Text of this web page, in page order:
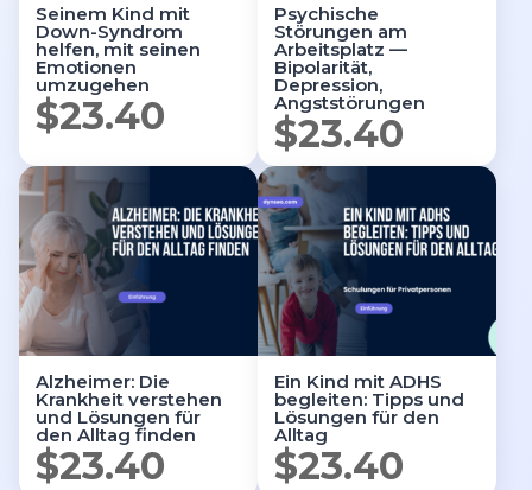
Seinem Kind mit
Down-Syndrom
helfen, mit seinen
Emotionen
umzugehen
$23.40
Psychische
Störungen am
Arbeitsplatz —
Bipolarität,
Depression,
Angststörungen
$23.40
Alzheimer: Die
Krankheit verstehen
und Lösungen für
den Alltag finden
$23.40
Ein Kind mit ADHS
begleiten: Tipps und
Lösungen für den
Alltag
$23.40